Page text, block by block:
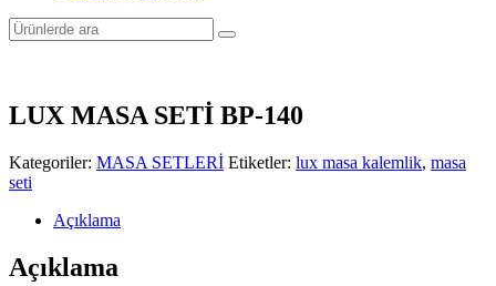
LUX MASA SETİ BP-140
Kategoriler: MASA SETLERİ Etiketler: lux masa kalemlik, masa
seti
Açıklama
Açıklama